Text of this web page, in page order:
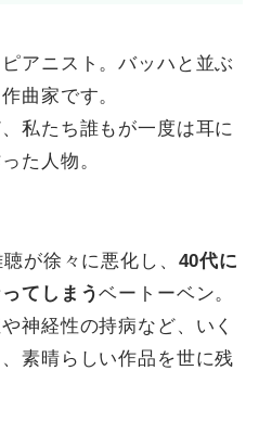
アニスト。バッハと並ぶ
曲家です。
私たち誰もが一度は耳に
た人物。
が徐々に悪化し、 40代に
てしまうベートーベン。
神経性の持病など、いく
素晴らしい作品を世に残